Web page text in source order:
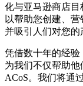
化与亚马逊商店目
以帮助您创建、
并吸引人们对您的
凭借数十年的经验
为我们不仅帮助
ACoS。我们将通